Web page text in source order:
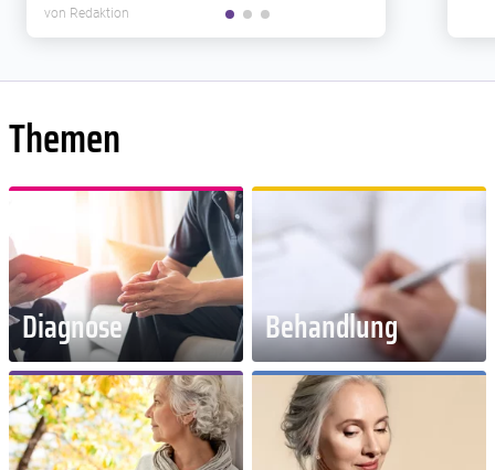
für Krebsarten, die bislang weniger gut
erforscht sind.
von Redaktion
Themen
Diagnose Behandlung